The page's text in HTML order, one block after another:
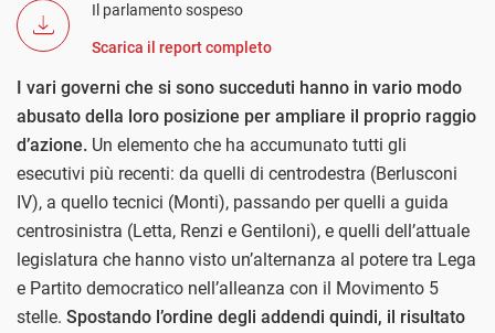
Il parlamento sospeso
Scarica il report completo
I vari governi che si sono succeduti hanno in vario modo
abusato della loro posizione per ampliare il proprio raggio
d’azione. Un elemento che ha accumunato tutti gli
esecutivi più recenti: da quelli di centrodestra (Berlusconi
IV), a quello tecnici (Monti), passando per quelli a guida
centrosinistra (Letta, Renzi e Gentiloni), e quelli dell’attuale
legislatura che hanno visto un’alternanza al potere tra Lega
e Partito democratico nell’alleanza con il Movimento 5
stelle. Spostando l’ordine degli addendi quindi, il risultato